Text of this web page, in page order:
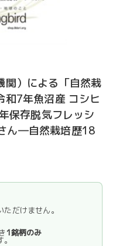
関）による「自然栽
和7年魚沼産 コシヒ
保存脱気フレッシ
ん―自然栽培歴18
だけません。
1銘柄のみ